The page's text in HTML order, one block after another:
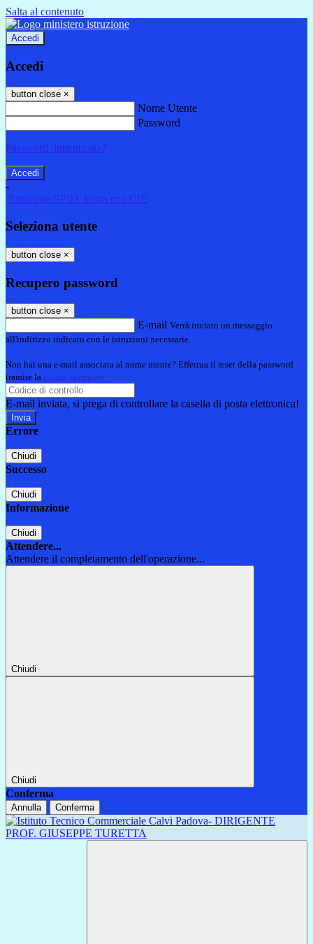
Salta al contenuto
Accedi
Accedi
button close ×
Nome Utente
Password
Password dimenticata?
-
Entra con SPID
Entra con CIE
Seleziona utente
button close ×
Recupero password
button close ×
E-mail Verrà inviato un messaggio
all'indirizzo indicato con le istruzioni necessarie.
Non hai una e-mail associata al nome utente? Effettua il reset della password
tramite la Login Spaggiari
E-mail inviata, si prega di controllare la casella di posta elettronica!
Errore
Chiudi
Successo
Chiudi
Informazione
Chiudi
Attendere...
Attendere il completamento dell'operazione...
Chiudi
Chiudi
Conferma
Annulla Conferma